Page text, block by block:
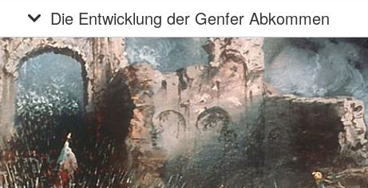
Die Entwicklung der Genfer Abkommen